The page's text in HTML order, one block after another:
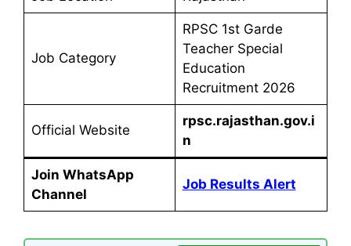
Job Category
RPSC 1st Garde
Teacher Special
Education
Recruitment 2026
Official Website
rpsc.rajasthan.gov.i
n
Join WhatsApp
Channel
Job Results Alert